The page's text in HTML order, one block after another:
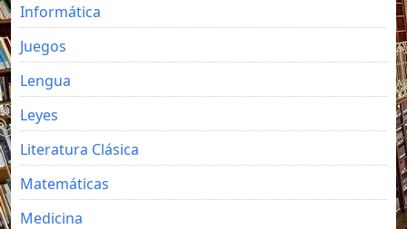
Informática
Juegos
Lengua
Leyes
Literatura Clásica
Matemáticas
Medicina